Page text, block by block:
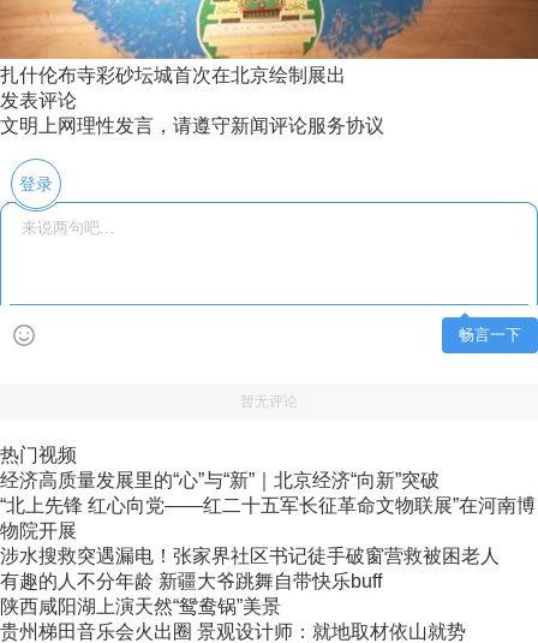
扎什伦布寺彩砂坛城首次在北京绘制展出
发表评论
文明上网理性发言，请遵守新闻评论服务协议
登录
畅言一下
暂无评论
热门视频
经济高质量发展里的“心”与“新”｜北京经济“向新”突破
“北上先锋 红心向党——红二十五军长征革命文物联展”在河南博
物院开展
涉水搜救突遇漏电！张家界社区书记徒手破窗营救被困老人
有趣的人不分年龄 新疆大爷跳舞自带快乐buff
陕西咸阳湖上演天然“鸳鸯锅”美景
贵州梯田音乐会火出圈 景观设计师：就地取材依山就势